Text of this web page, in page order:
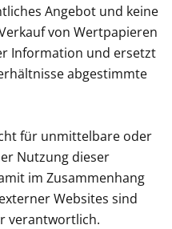
Angebot und keine
von Wertpapieren
Information und ersetzt
abgestimmte
für unmittelbare oder
Nutzung dieser
im Zusammenhang
Websites sind
verantwortlich.